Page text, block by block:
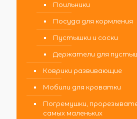
Поильники
Посуда для кормления
Пустышки и соски
Держатели для
Коврики развивающие
Мобили для кроватки
Погремушки,
самых маленьких